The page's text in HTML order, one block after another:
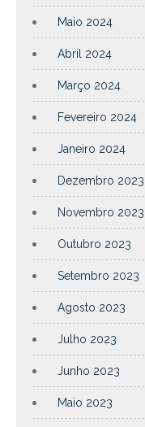
Maio 2024
Abril 2024
Março 2024
Fevereiro 2024
Janeiro 2024
Dezembro 2023
Novembro 2023
Outubro 2023
Setembro 2023
Agosto 2023
Julho 2023
Junho 2023
Maio 2023